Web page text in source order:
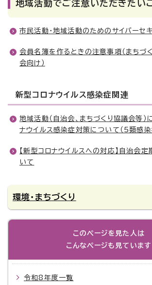
地域活動でご注意いただきたい
市民活動・地域活動のためのサイバーセキ
会員名簿を作るときの注意事項（まちづ
会向け）
新型コロナウイルス感染症関連
地域活動（自治会、まちづくり協議会等）
ナウイルス感染症対策について（5類感染
【新型コロナウイルスへの対応】自治会
いて
環境・まちづくり
このページを見た人は
こんなページも見ています
令和8年度一覧